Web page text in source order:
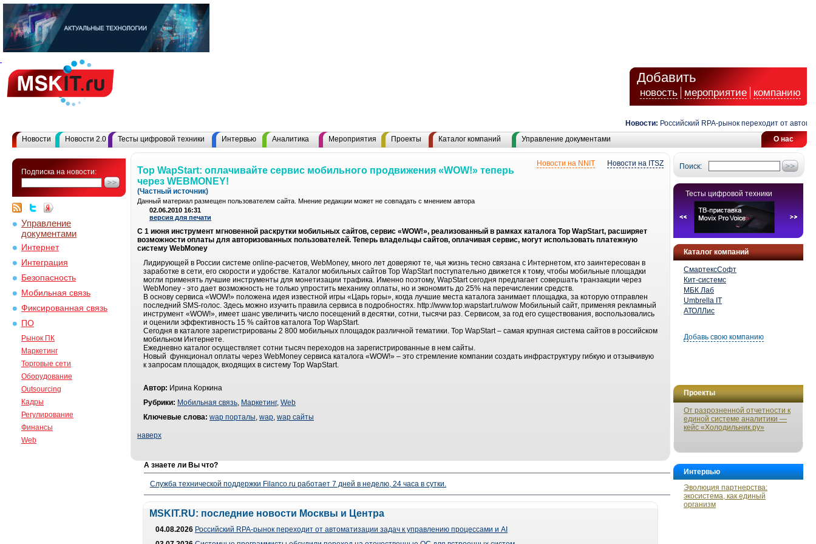
Добавить
новость мероприятие компанию
Новости: Российский RPA-рынок переходит от
О нас
Новости Новости 2.0 Тесты цифровой техники Интервью Аналитика Мероприятия Проекты Каталог компаний Управление документами
Подписка на новости:
Управление
документами
Интернет
Интеграция
Безопасность
Мобильная связь
Фиксированная связь
ПО
Рынок ПК
Маркетинг
Торговые сети
Оборудование
Outsourcing
Кадры
Регулирование
Финансы
Web
Поиск:
Тесты цифровой техники
Каталог компаний
СмартексСофт
Кит-системс
МБК Лаб
Umbrella IT
АТОЛЛис
Добавь свою компанию
Проекты
От разрозненной отчетности к
единой системе аналитики —
кейс «Холодильник.ру»
Интервью
Эволюция партнерства:
экосистема, как единый
организм
Новости на ITSZ
Новости на NNIT
Top WapStart: оплачивайте сервис мобильного продвижения «WOW!» теперь
через WEBMONEY!
(Частный источник)
Данный материал размещен пользователем сайта. Мнение редакции может не совпадать с мнением автора
02.06.2010 16:31
версия для печати
С 1 июня инструмент мгновенной раскрутки мобильных сайтов, сервис «WOW!», реализованный в рамках каталога Top WapStart, расширяет
возможности оплаты для авторизованных пользователей. Теперь владельцы сайтов, оплачивая сервис, могут использовать платежную
систему WebMoney
Лидирующей в России системе online-расчетов, WebMoney, много лет доверяют те, чья жизнь тесно связана с Интернетом, кто заинтересован в
заработке в сети, его скорости и удобстве. Каталог мобильных сайтов Top WapStart поступательно движется к тому, чтобы мобильные площадки
могли применять лучшие инструменты для монетизации трафика. Именно поэтому, WapStart сегодня предлагает совершать транзакции через
WebMoney - это дает возможность не только упростить механику оплаты, но и экономить до 25% на перечислении средств.
В основу сервиса «WOW!» положена идея известной игры «Царь горы», когда лучшие места каталога занимает площадка, за которую отправлен
последний SMS-голос. Здесь можно изучить правила сервиса в подробностях. http://www.top.wapstart.ru/wow Мобильный сайт, применяя рекламный
инструмент «WOW!», имеет шанс увеличить число посещений в десятки, сотни, тысячи раз. Сервисом, за год его существования, воспользовались
и оценили эффективность 15 % сайтов каталога Top WapStart.
Сегодня в каталоге зарегистрированы 2 800 мобильных площадок различной тематики. Top WapStart – самая крупная система сайтов в российском
мобильном Интернете.
Ежедневно каталог осуществляет сотни тысяч переходов на зарегистрированные в нем сайты.
Новый функционал оплаты через WebMoney сервиса каталога «WOW!» – это стремление компании создать инфраструктуру гибкую и отзывчивую
к запросам площадок, входящих в систему Top WapStart.
Автор: Ирина Коркина
Рубрики: Мобильная связь, Маркетинг, Web
Ключевые слова: wap порталы, wap, wap сайты
наверх
А знаете ли Вы что?
Служба технической поддержки Filanco.ru работает 7 дней в неделю, 24 часа в сутки.
MSKIT.RU: последние новости Москвы и Центра
04.08.2026 Российский RPA-рынок переходит от автоматизации задач к управлению процессами и AI